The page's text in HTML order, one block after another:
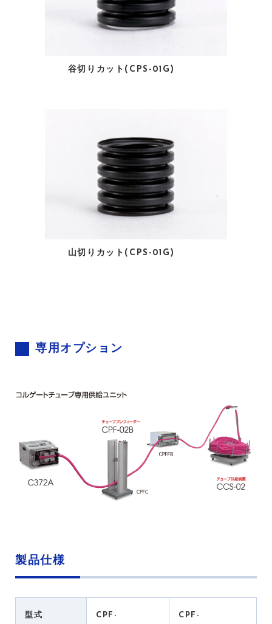
谷切りカット(CPS-01G)
山切りカット(CPS-01G)
専用オプション
製品仕様
型式 CPF- CPF-